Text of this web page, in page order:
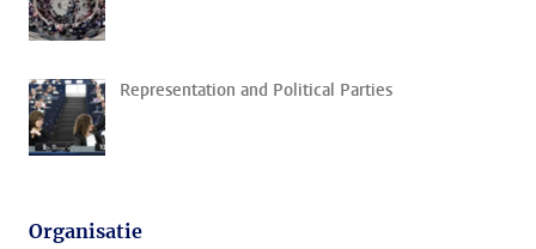
Representation and Political Parties
Organisatie